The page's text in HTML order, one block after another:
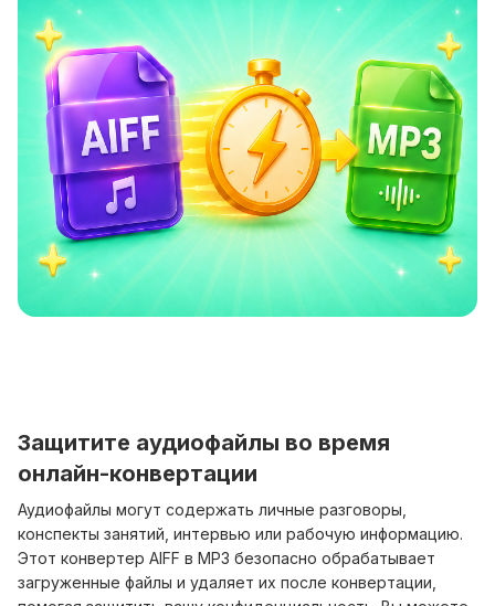
Защитите аудиофайлы во время
онлайн-конвертации
Аудиофайлы могут содержать личные разговоры,
конспекты занятий, интервью или рабочую информацию.
Этот конвертер AIFF в MP3 безопасно обрабатывает
загруженные файлы и удаляет их после конвертации,